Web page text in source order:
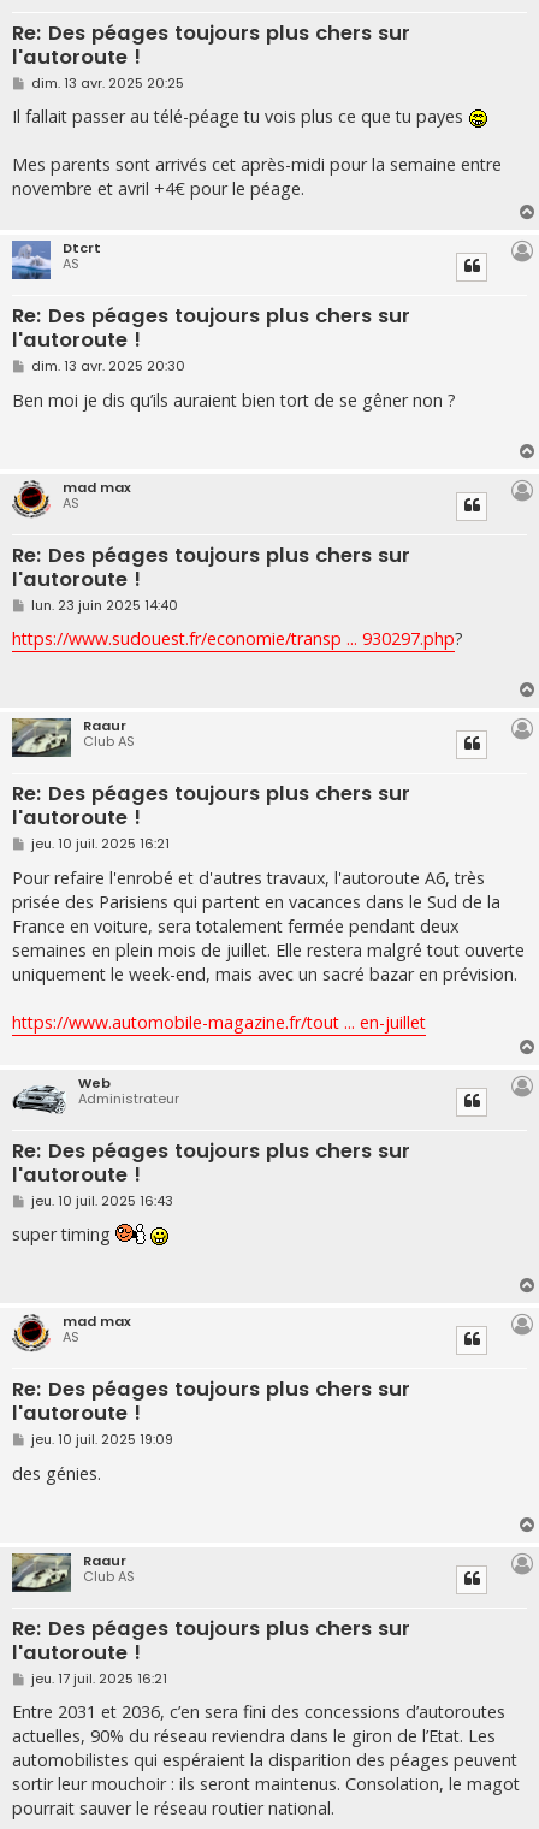
Re: Des péages toujours plus chers sur
l'autoroute !
M
s
s
g
e
dim. 13 avr. 2025 20:25
Il fallait passer au télé-péage tu vois plus ce que tu payes
Mes parents sont arrivés cet après-midi pour la semaine entre
novembre et avril +4€ pour le péage.
Dtcrt
AS
Re: Des péages toujours plus chers sur
l'autoroute !
M
s
s
dim. 13 avr. 2025 20:30
Ben moi je dis qu’ils auraient bien tort de se gêner non ?
mad max
AS
Re: Des péages toujours plus chers sur
l'autoroute !
M
s
s
lun. 23 juin 2025 14:40
https://www.sudouest.fr/economie/transp ... 930297.php?
Raaur
Club AS
Re: Des péages toujours plus chers sur
l'autoroute !
M
e
s
s
a
g
e
jeu. 10 juil. 2025 16:21
Pour refaire l'enrobé et d'autres travaux, l'autoroute A6, très
prisée des Parisiens qui partent en vacances dans le Sud de la
France en voiture, sera totalement fermée pendant deux
semaines en plein mois de juillet. Elle restera malgré tout ouverte
uniquement le week-end, mais avec un sacré bazar en prévision.
https://www.automobile-magazine.fr/tout ... en-juillet
Web
Administrateur
Re: Des péages toujours plus chers sur
l'autoroute !
M
e
s
s
jeu. 10 juil. 2025 16:43
super timing
mad max
AS
Re: Des péages toujours plus chers sur
l'autoroute !
M
e
s
s
jeu. 10 juil. 2025 19:09
des génies.
Raaur
Club AS
Re: Des péages toujours plus chers sur
l'autoroute !
M
e
s
s
a
g
e
jeu. 17 juil. 2025 16:21
Entre 2031 et 2036, c’en sera fini des concessions d’autoroutes
actuelles, 90% du réseau reviendra dans le giron de l’Etat. Les
automobilistes qui espéraient la disparition des péages peuvent
sortir leur mouchoir : ils seront maintenus. Consolation, le magot
pourrait sauver le réseau routier national.